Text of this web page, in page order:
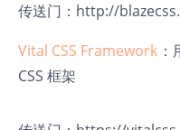
传送门： http://
Vital CSS Framework
CSS 框架